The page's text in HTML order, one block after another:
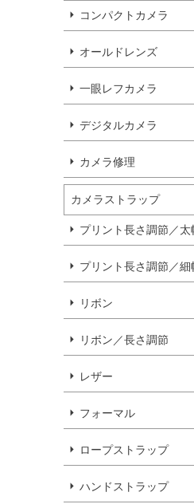
コンパクトカメラ
オールドレンズ
一眼レフカメラ
デジタルカメラ
カメラ修理
カメラストラップ
プリント長さ調節／太
プリント長さ調節／細
リボン
リボン／長さ調節
レザー
フォーマル
ロープストラップ
ハンドストラップ